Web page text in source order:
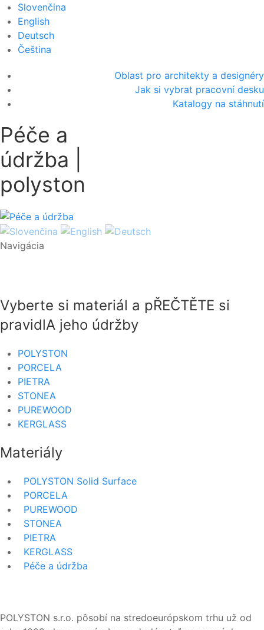
Slovenčina
English
Deutsch
Čeština
Oblast pro architekty a designéry
Jak si vybrat pracovní desku
Katalogy na stáhnutí
Péče a
údržba |
polyston
Navigácia
Vyberte si materiál a pŘEČTĚTE si
pravidlA jeho údržby
POLYSTON
PORCELA
PIETRA
STONEA
PUREWOOD
KERGLASS
Materiály
POLYSTON Solid Surface
PORCELA
PUREWOOD
STONEA
PIETRA
KERGLASS
Péče a údržba
POLYSTON s.r.o. pôsobí na stredoeurópskom trhu už od